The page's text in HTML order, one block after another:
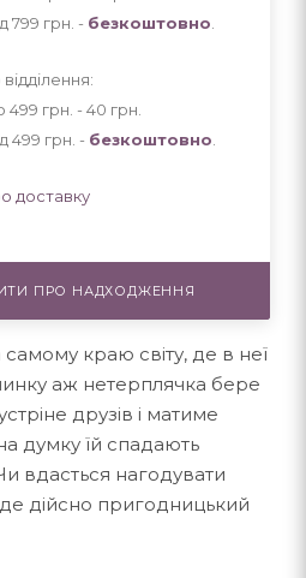
799 грн. - безкоштовно
грн. - 40 грн
499 грн. - безкоштовно
доставку
ПРО НАДХОДЖЕННЯ
краю світу, де в неї
аж нетерплячка бере
друзів і матиме
думку їй спадають
вдасться нагодувати
дійсно пригодницький